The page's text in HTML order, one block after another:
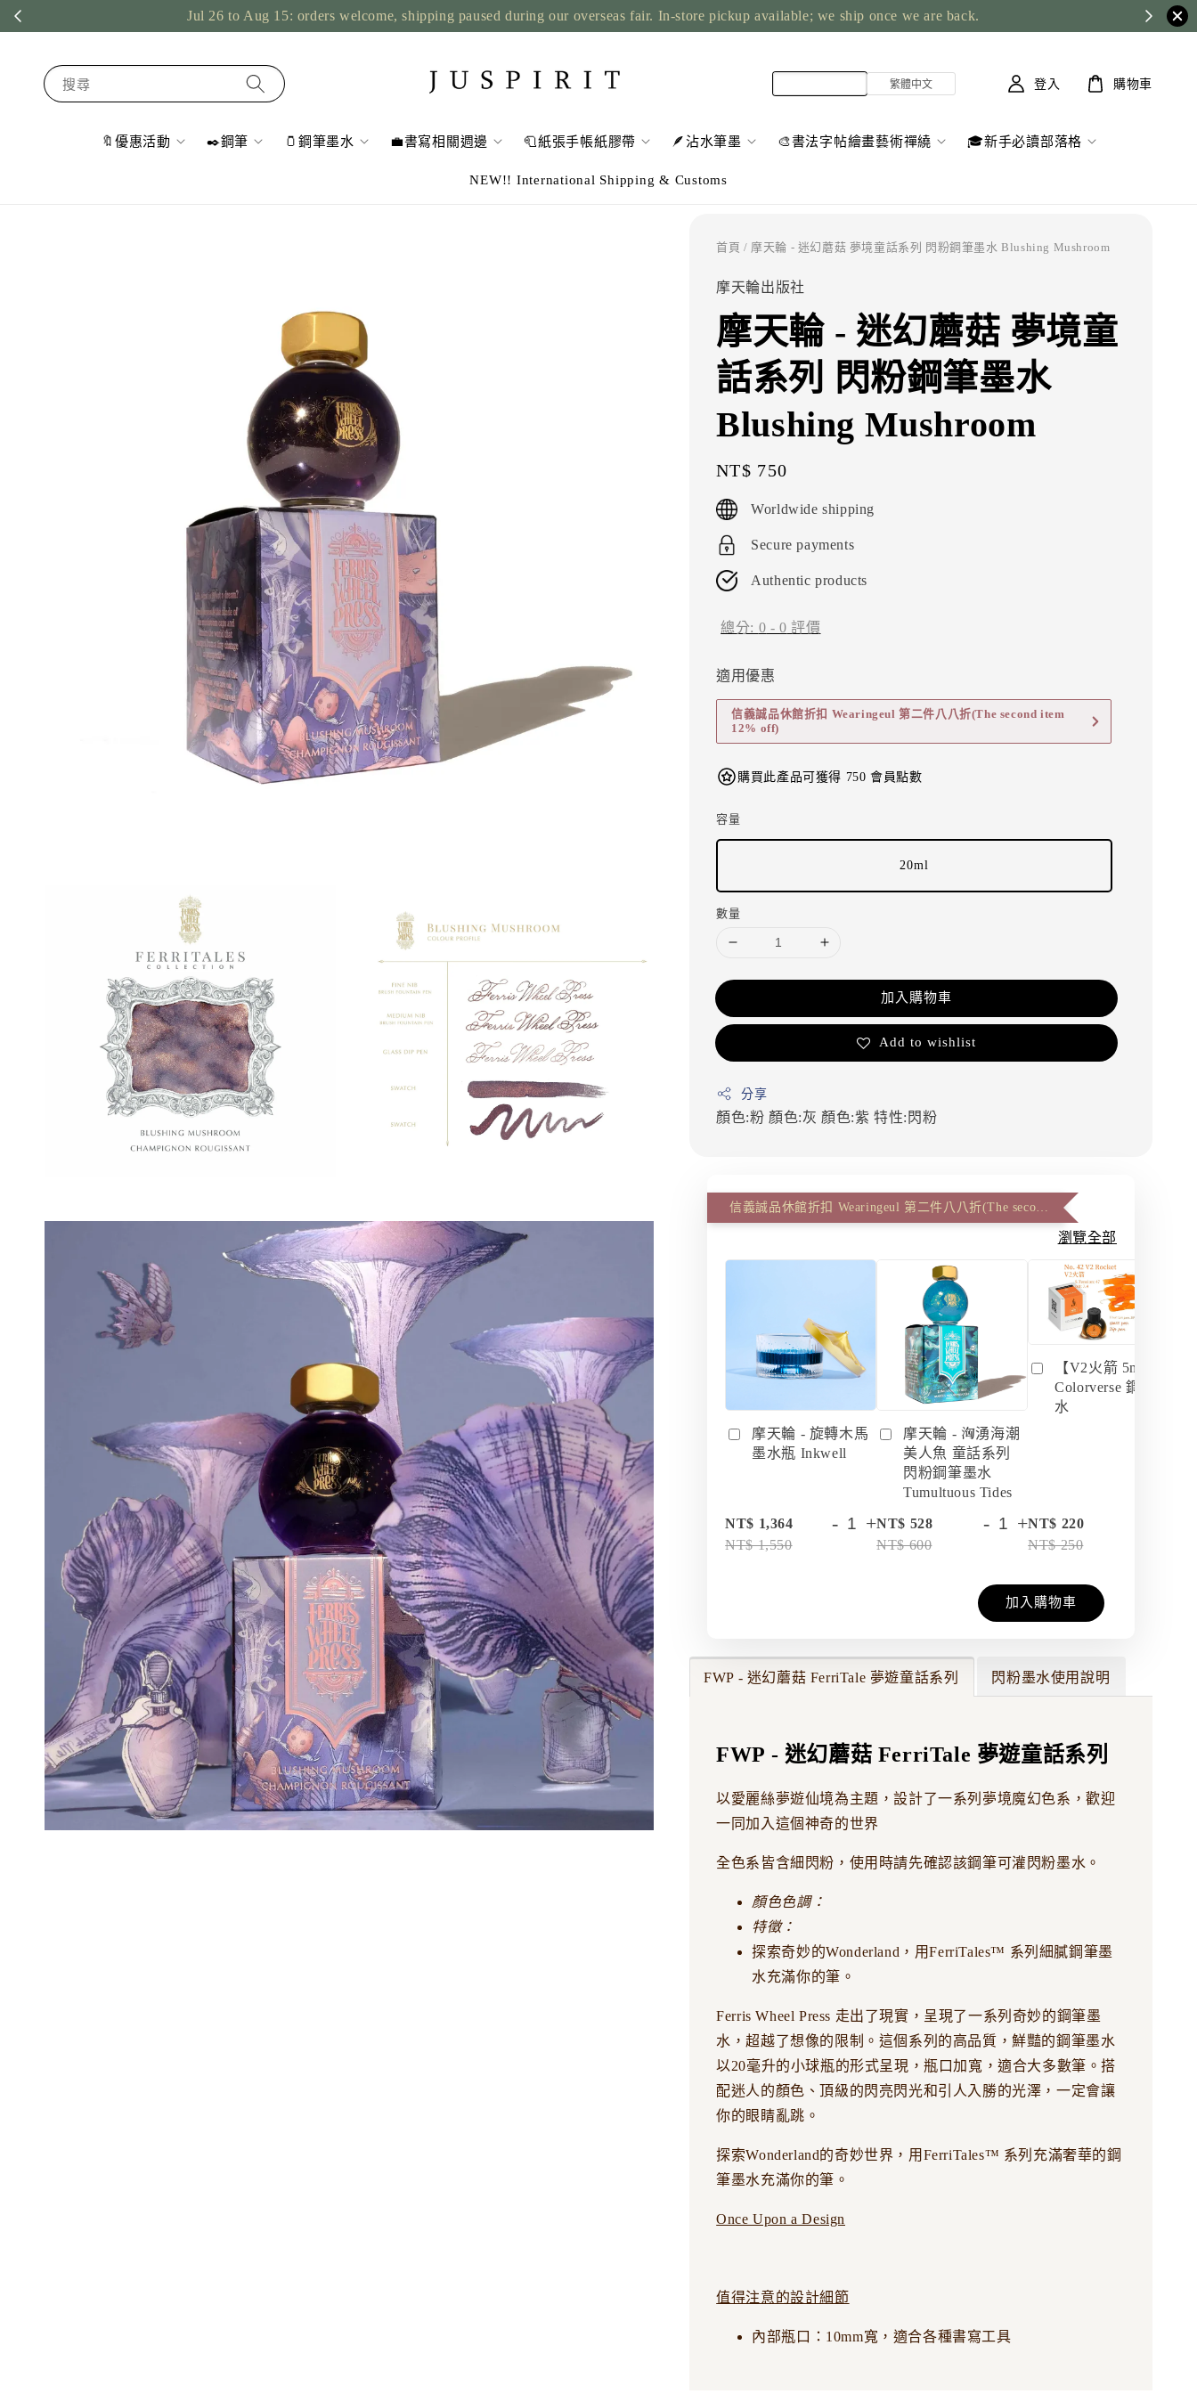
Jul 26 to Aug 15: orders welcome, shipping paused during our overseas fair. In-store pickup available; we ship once we are back.
搜尋
🔖優惠活動 ✒️鋼筆 🫙鋼筆墨水 💼書寫相關週邊 🧻紙張手帳紙膠帶 🪶沾水筆墨 🎨書法字帖繪畫藝術禪繞 🎓新手必讀部落格
NEW!! International Shipping & Customs
登入 購物車
首頁 / 摩天輪 - 迷幻蘑菇 夢境童話系列 閃粉鋼筆墨水 Blushing Mushroom
摩天輪出版社
摩天輪 - 迷幻蘑菇 夢境童
話系列 閃粉鋼筆墨水
Blushing Mushroom
Regular
price
NT$ 750
Worldwide shipping
Secure payments
Authentic products
總分: 0 -0 評價
適用優惠
信義誠品休館折扣 Wearingeul 第二件八八折(The second item
12% off)
購買此產品可獲得 750 會員點數
容量
20ml
數量
加入購物車
Add to wishlist
分享
顏色:粉 顏色:灰 顏色:紫特性:閃粉
瀏覽全部
摩天輪 - 旋轉木馬
墨水瓶 Inkwell
NT$ 1,364
NT$ 1,550
- +
摩天輪 - 洶湧海潮
美人魚 童話系列
閃粉鋼筆墨水
Tumultuous Tides
NT$ 528
NT$ 600
- +
【V2火箭 5ml】
Colorverse 鋼筆墨
水
NT$ 220
NT$ 250
加入購物車
FWP - 迷幻蘑菇 FerriTale 夢遊童話系列 閃粉墨水使用說明
FWP - 迷幻蘑菇 FerriTale 夢遊童話系列
以愛麗絲夢遊仙境為主題，設計了一系列夢境魔幻色系，歡迎
一同加入這個神奇的世界
全色系皆含細閃粉，使用時請先確認該鋼筆可灌閃粉墨水。
顏色色調：
特徵：
探索奇妙的Wonderland，用FerriTales™ 系列細膩鋼筆墨
水充滿你的筆。
Ferris Wheel Press 走出了現實，呈現了一系列奇妙的鋼筆墨
水，超越了想像的限制。這個系列的高品質，鮮豔的鋼筆墨水
以20毫升的小球瓶的形式呈現，瓶口加寬，適合大多數筆。搭
配迷人的顏色、頂級的閃亮閃光和引人入勝的光澤，一定會讓
你的眼睛亂跳。
探索Wonderland的奇妙世界，用FerriTales™ 系列充滿奢華的鋼
筆墨水充滿你的筆。
Once Upon a Design
值得注意的設計細節
內部瓶口：10mm寬，適合各種書寫工具